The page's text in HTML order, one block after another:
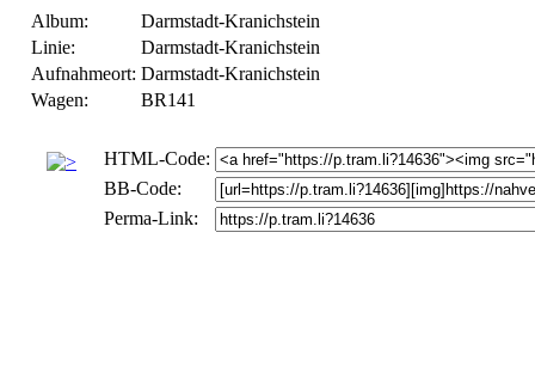
Album:
Darmstadt-Kranichstein
Linie:
Darmstadt-Kranichstein
Aufnahmeort: Darmstadt-Kranichstein
Wagen:
BR141
HTML-Code:
BB-Code:
Perma-Link: